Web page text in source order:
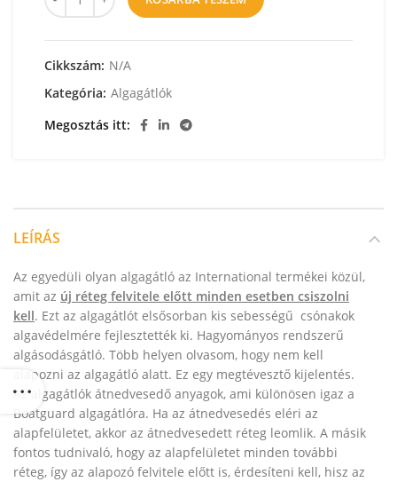
Cikkszám: N/A
Kategória: Algagátlók
Megosztás itt
LEÍRÁS
Az egyedüli olyan algagátló az International termékei közül,
amit az új réteg felvitele előtt minden esetben csiszolni
kell. Ezt az algagátlót elsősorban kis sebességű csónakok
algavédelmére fejlesztették ki. Hagyományos rendszerű
algásodásgátló. Több helyen olvasom, hogy nem kell
alapozni az algagátló alatt. Ez egy megtévesztő kijelentés.
Az algagátlók átnedvesedő anyagok, ami különösen igaz a
Boatguard algagátlóra. Ha az átnedvesedés eléri az
alapfelületet, akkor az átnedvesedett réteg leomlik. A másik
fontos tudnivaló, hogy az alapfelületet minden további
réteg, így az alapozó felvitele előtt is, érdesíteni kell, hisz az